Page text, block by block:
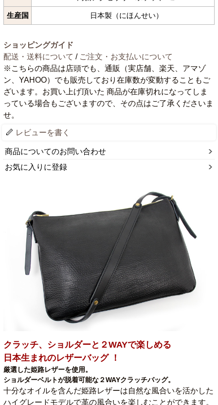
生産国 日本製（にほんせい）
ショッピングガイド
配送・送料について / ご注文・お支払いについて
※こちらの商品は店頭でも、通販（実店舗、楽天、アマゾ
ン、YAHOO）でも販売しており在庫数が変動することもご
ざいます。お買い上げ頂いた 商品が在庫切れになってしま
っている場合もございますので、その点はご了承くださいま
せ。
レビューを書く
商品についてのお問い合わせ
お気に入りに登録
クラッチ、ショルダーと２WAYで楽しめる
日本生まれのレザーバッグ ！
厳選した姫路レザーを使用。
ショルダーベルトが脱着可能な２WAYクラッチバッグ。
十分なオイルを含んだ姫路レザーは自然な風合いを活かした
ハイグレードモデルで革の風合いを楽しむことができます。